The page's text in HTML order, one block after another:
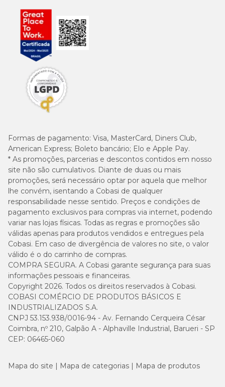
Formas de pagamento: Visa, MasterCard, Diners Club,
American Express; Boleto bancário; Elo e Apple Pay.
* As promoções, parcerias e descontos contidos em nosso
site não são cumulativos. Diante de duas ou mais
promoções, será necessário optar por aquela que melhor
lhe convém, isentando a Cobasi de qualquer
responsabilidade nesse sentido. Preços e condições de
pagamento exclusivos para compras via internet, podendo
variar nas lojas físicas. Todas as regras e promoções são
válidas apenas para produtos vendidos e entregues pela
Cobasi. Em caso de divergência de valores no site, o valor
válido é o do carrinho de compras.
COMPRA SEGURA. A Cobasi garante segurança para suas
informações pessoais e financeiras.
Copyright 2026. Todos os direitos reservados à Cobasi.
COBASI COMÉRCIO DE PRODUTOS BÁSICOS E
INDUSTRIALIZADOS S.A.
CNPJ 53.153.938/0016-94 - Av. Fernando Cerqueira César
Coimbra, nº 210, Galpão A - Alphaville Industrial, Barueri - SP
CEP: 06465-060
Mapa do site Mapa de categorias Mapa de produtos